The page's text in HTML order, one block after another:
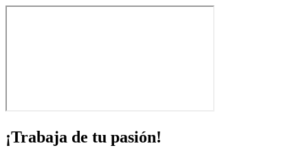
¡Trabaja de tu pasión!